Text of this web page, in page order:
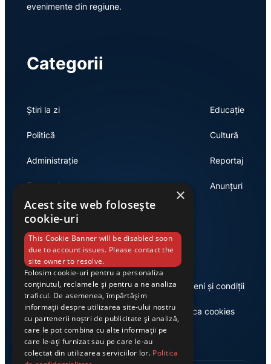
evenimente din regiune.
Categorii
Știri la zi
Politică
Administrație
Economie
Educație
Cultură
Reportaj
Anunțuri
Link-uri utile
Despre noi
Casa de editură Exclusiv
Termeni și condiții
Politica cookies
×
Acest site web folosește
cookie-uri
This Cookie Banner will be disabled soon
due to account issues. Please contact the
site owner to resolve.
Folosim cookie-uri pentru a personaliza
conținutul, reclamele și pentru a ne analiza
traficul. De asemenea, împărtășim
informații despre utilizarea site-ului nostru
cu partenerii noștri de publicitate și analiză,
care le pot combina cu alte informații pe
care le-ați furnizat sau pe care le-au
colectat din utilizarea serviciilor lor. Politica